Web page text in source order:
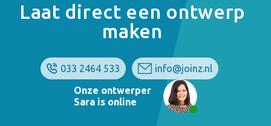
Laat direct een ontwerp
maken
033 2464 533
info@joinz.nl
Onze ontwerper
Sara is online